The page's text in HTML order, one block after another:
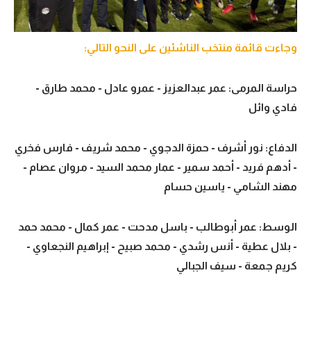
وجاءت قائمة منتخب الناشئين على النحو التالي:
حراسة المرمى: عمر عبدالعزيز - عمرو عادل - محمد طارق -
فادي وائل
الدفاع: نور أشرف - حمزة الدجوي - محمد شريف - فارس فخري
- أدهم فريد - أحمد سمير - عمار محمد السيد - مروان عصام -
مهند الشامي - ياسين حسام
الوسط: عمر أبوطالب - باسل مدحت - عمر كمال - محمد حمد
- بلال عطية - أنس رشدي - محمد صبيح - إبراهيم النجعاوي -
كريم جمعة - سيف الجبالي